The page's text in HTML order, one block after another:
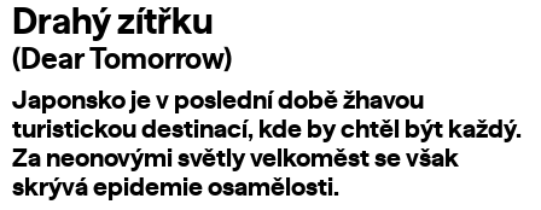
Drahý zítřku
(Dear Tomorrow)
Japonsko je v poslední době žhavou
turistickou destinací, kde by chtěl být každý.
Za neonovými světly velkoměst se však
skrývá epidemie osamělosti.